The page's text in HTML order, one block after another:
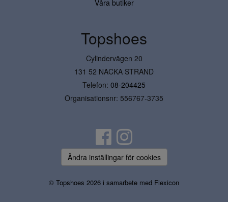
Våra butiker
Topshoes
Cylindervägen 20
131 52 NACKA STRAND
Telefon: 08-204425
Organisationsnr: 556767-3735
Ändra inställingar för cookies
© Topshoes 2026 i samarbete med Flexicon